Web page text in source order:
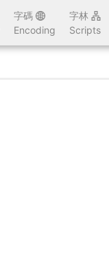
字碼
Encoding
字林
Scripts